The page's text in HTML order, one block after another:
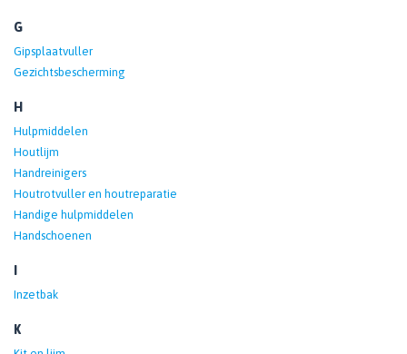
G
Gipsplaatvuller
Gezichtsbescherming
H
Hulpmiddelen
Houtlijm
Handreinigers
Houtrotvuller en houtreparatie
Handige hulpmiddelen
Handschoenen
I
Inzetbak
K